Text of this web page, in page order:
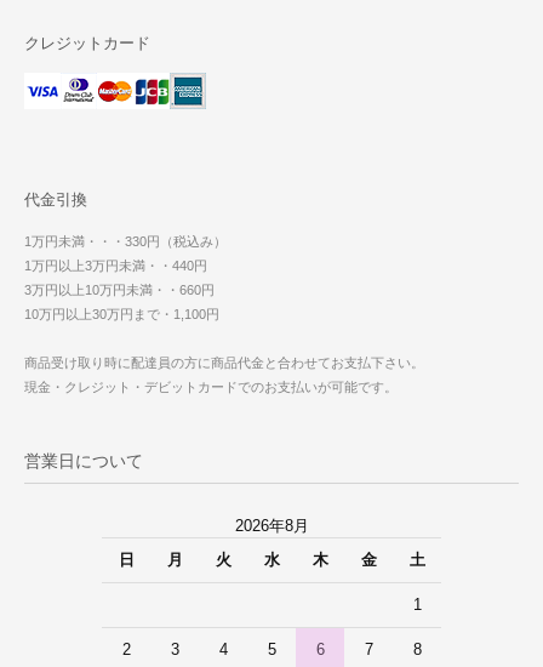
クレジットカード
代金引換
1万円未満・・・330円（税込み）
1万円以上3万円未満・・440円
3万円以上10万円未満・・660円
10万円以上30万円まで・1,100円
商品受け取り時に配達員の方に商品代金と合わせてお支払下さい。
現金・クレジット・デビットカードでのお支払いが可能です。
営業日について
2026年8月
日
月 火 水 木 金 土
1
2 3 4 5 6 7 8